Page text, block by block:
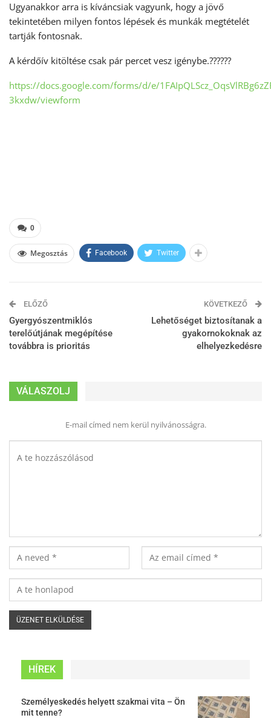
Ugyanakkor arra is kíváncsiak vagyunk, hogy a jövő
tekintetében milyen fontos lépések és munkák megtételét
tartják fontosnak.
A kérdőív kitöltése csak pár percet vesz igénybe.??????
https://docs.google.com/forms/d/e/
3kxdw/viewform
0
Megosztás Facebook Twitter
ELŐZŐ
Gyergyószentmiklós
terelőútjának megépítése
továbbra is prioritás
KÖVETKEZŐ
Lehetőséget biztosítanak a
gyakornokoknak az
elhelyezkedésre
VÁLASZOLJ
E-mail címed nem kerül nyilvánosságra.
HÍREK
Személyeskedés helyett szakmai vita – Ön
mit tenne?